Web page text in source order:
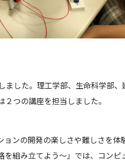
した。理工学部、生命科学部
つの講座を担当しました。
ンの開発の楽しさや難しさを体
組み立てよう～」では、コン